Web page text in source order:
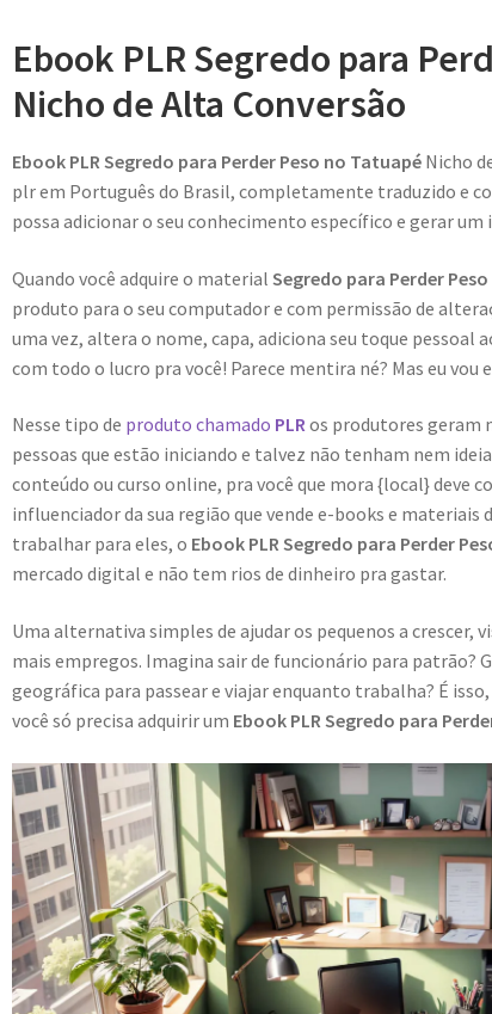
Ebook PLR Segredo para
Nicho de Alta Conversão
Ebook PLR Segredo para Perder Peso no Tatuapé Nicho
plr em Português do Brasil, completamente traduzido e
possa adicionar o seu conhecimento específico e gerar
Quando você adquire o material Segredo para Perder Peso
produto para o seu computador e com permissão de
uma vez, altera o nome, capa, adiciona seu toque pessoal
com todo o lucro pra você! Parece mentira né? Mas eu vou
Nesse tipo de produto chamado PLRos produtores geram
pessoas que estão iniciando e talvez não tenham nem
conteúdo ou curso online, pra você que mora {local} deve
influenciador da sua região que vende e-books e
trabalhar para eles, o Ebook PLR Segredo para Perder
mercado digital e não tem rios de dinheiro pra gastar.
Uma alternativa simples de ajudar os pequenos a crescer,
mais empregos. Imagina sair de funcionário para patrão?
geográfica para passear e viajar enquanto trabalha? É
você só precisa adquirir um Ebook PLR Segredo para